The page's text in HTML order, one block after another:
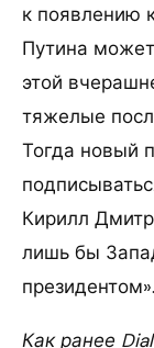
к появлению
Путина может
этой
тяжелые
Тогда новый
Кирилл
лишь бы
президентом».
Как ранее